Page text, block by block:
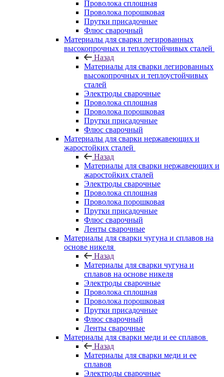
Проволока сплошная
Проволока порошковая
Прутки присадочные
Флюс сварочный
Материалы для сварки легированных
высокопрочных и теплоустойчивых сталей
Назад
Материалы для сварки легированных
высокопрочных и теплоустойчивых
сталей
Электроды сварочные
Проволока сплошная
Проволока порошковая
Прутки присадочные
Флюс сварочный
Материалы для сварки нержавеющих и
жаростойких сталей
Назад
Материалы для сварки нержавеющих и
жаростойких сталей
Электроды сварочные
Проволока сплошная
Проволока порошковая
Прутки присадочные
Флюс сварочный
Ленты сварочные
Материалы для сварки чугуна и сплавов на
основе никеля
Назад
Материалы для сварки чугуна и
сплавов на основе никеля
Электроды сварочные
Проволока сплошная
Проволока порошковая
Прутки присадочные
Флюс сварочный
Ленты сварочные
Материалы для сварки меди и ее сплавов
Назад
Материалы для сварки меди и ее
сплавов
Электроды сварочные